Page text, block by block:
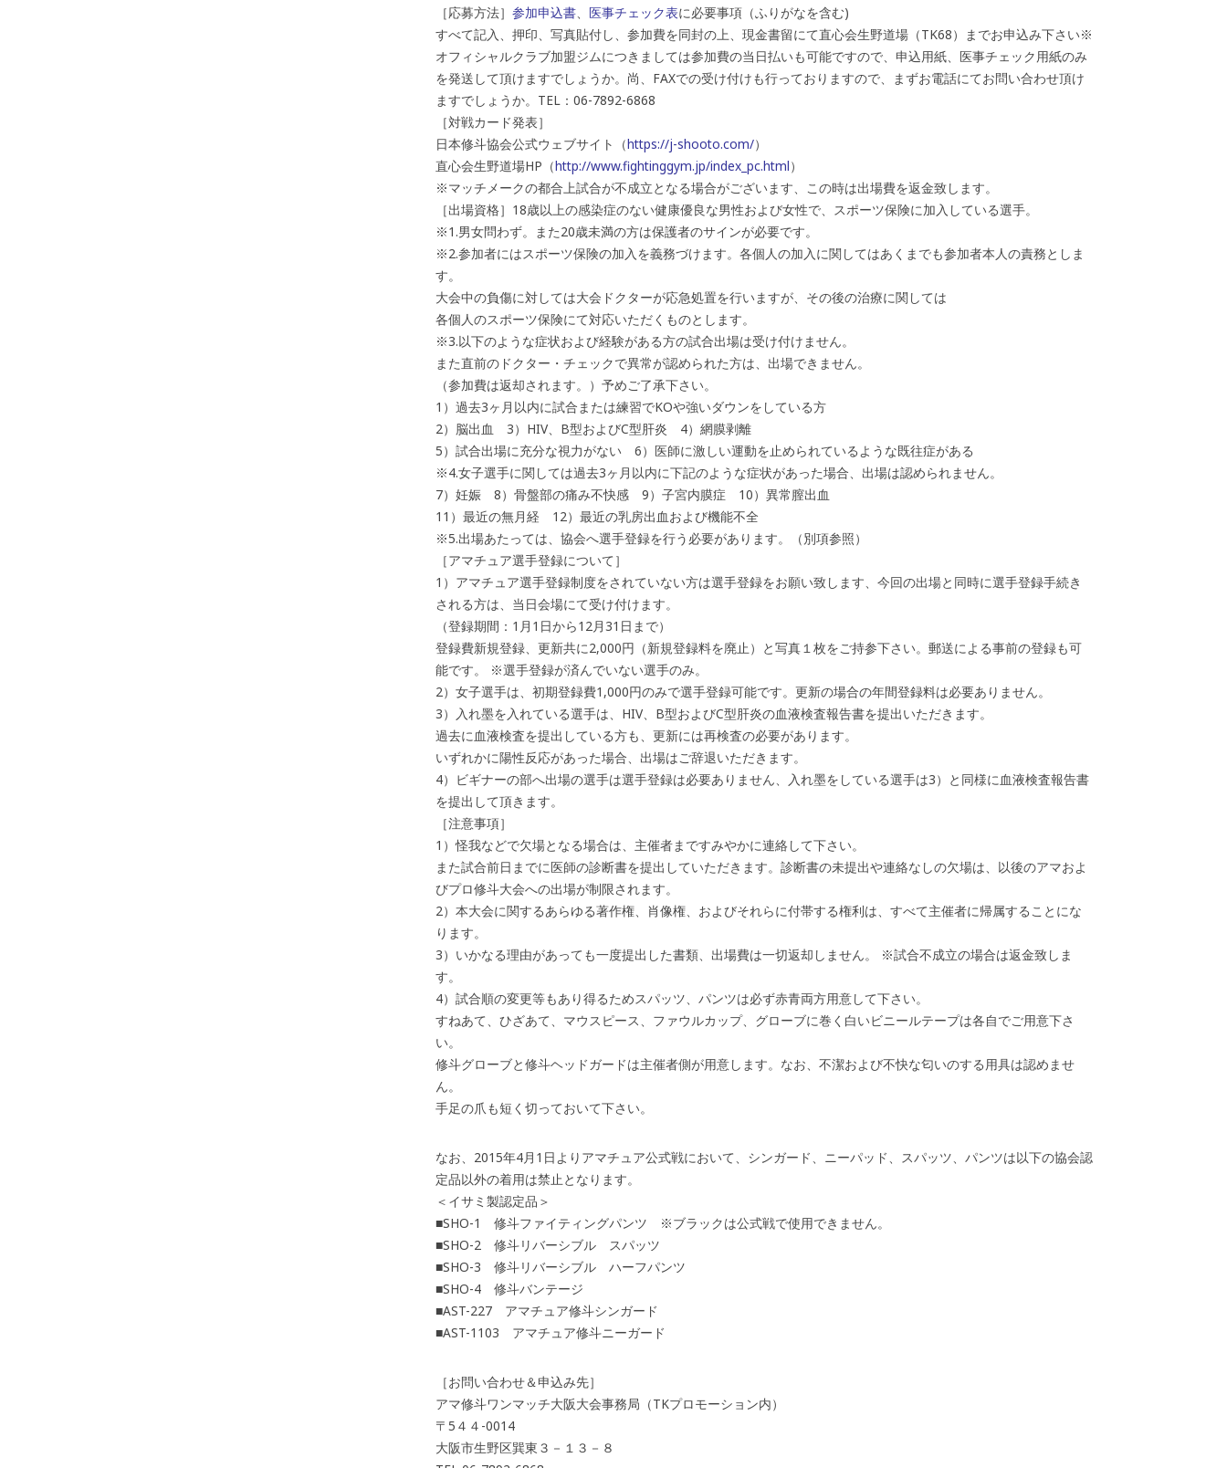
［応募方法］ 参加申込書、 医事チェック表に必要事項（ふりがなを含む)
すべて記入、押印、写真貼付し、参加費を同封の上、現金書留にて直心会生野道場（TK68）までお申込み下さい※
オフィシャルクラブ加盟ジムにつきましては参加費の当日払いも可能ですので、申込用紙、医事チェック用紙のみ
を発送して頂けますでしょうか。尚、FAXでの受け付けも行っておりますので、まずお電話にてお問い合わせ頂け
ますでしょうか。TEL：06-7892-6868
［対戦カード発表］
日本修斗協会公式ウェブサイト（https://j-shooto.com/）
直心会生野道場HP（http://www.fightinggym.jp/index_pc.html）
※マッチメークの都合上試合が不成立となる場合がございます、この時は出場費を返金致します。
［出場資格］18歳以上の感染症のない健康優良な男性および女性で、スポーツ保険に加入している選手。
※1.男女問わず。また20歳未満の方は保護者のサインが必要です。
※2.参加者にはスポーツ保険の加入を義務づけます。各個人の加入に関してはあくまでも参加者本人の責務としま
す。
大会中の負傷に対しては大会ドクターが応急処置を行いますが、その後の治療に関しては
各個人のスポーツ保険にて対応いただくものとします。
※3.以下のような症状および経験がある方の試合出場は受け付けません。
また直前のドクター・チェックで異常が認められた方は、出場できません。
（参加費は返却されます。）予めご了承下さい。
1）過去3ヶ月以内に試合または練習でKOや強いダウンをしている方
2）脳出血 3）HIV、B型およびC型肝炎 4）網膜剥離
5）試合出場に充分な視力がない 6）医師に激しい運動を止められているような既往症がある
※4.女子選手に関しては過去3ヶ月以内に下記のような症状があった場合、出場は認められません。
7）妊娠 8）骨盤部の痛み不快感 9）子宮内膜症 10）異常膣出血
11）最近の無月経 12）最近の乳房出血および機能不全
※5.出場あたっては、協会へ選手登録を行う必要があります。（別項参照）
［アマチュア選手登録について］
1）アマチュア選手登録制度をされていない方は選手登録をお願い致します、今回の出場と同時に選手登録手続き
される方は、当日会場にて受け付けます。
（登録期間：1月1日から12月31日まで）
登録費新規登録、更新共に2,000円（新規登録料を廃止）と写真１枚をご持参下さい。郵送による事前の登録も可
能です。 ※選手登録が済んでいない選手のみ。
2）女子選手は、初期登録費1,000円のみで選手登録可能です。更新の場合の年間登録料は必要ありません。
3）入れ墨を入れている選手は、HIV、B型およびC型肝炎の血液検査報告書を提出いただきます。
過去に血液検査を提出している方も、更新には再検査の必要があります。
いずれかに陽性反応があった場合、出場はご辞退いただきます。
4）ビギナーの部へ出場の選手は選手登録は必要ありません、入れ墨をしている選手は3）と同様に血液検査報告書
を提出して頂きます。
［注意事項］
1）怪我などで欠場となる場合は、主催者まですみやかに連絡して下さい。
また試合前日までに医師の診断書を提出していただきます。診断書の未提出や連絡なしの欠場は、以後のアマおよ
びプロ修斗大会への出場が制限されます。
2）本大会に関するあらゆる著作権、肖像権、およびそれらに付帯する権利は、すべて主催者に帰属することにな
ります。
3）いかなる理由があっても一度提出した書類、出場費は一切返却しません。 ※試合不成立の場合は返金致しま
す。
4）試合順の変更等もあり得るためスパッツ、パンツは必ず赤青両方用意して下さい。
すねあて、ひざあて、マウスピース、ファウルカップ、グローブに巻く白いビニールテープは各自でご用意下さ
い。
修斗グローブと修斗ヘッドガードは主催者側が用意します。なお、不潔および不快な匂いのする用具は認めませ
ん。
手足の爪も短く切っておいて下さい。
なお、2015年4月1日よりアマチュア公式戦において、シンガード、ニーパッド、スパッツ、パンツは以下の協会認
定品以外の着用は禁止となります。
＜イサミ製認定品＞
■SHO-1 修斗ファイティングパンツ ※ブラックは公式戦で使用できません。
■SHO-2 修斗リバーシブル スパッツ
■SHO-3 修斗リバーシブル ハーフパンツ
■SHO-4 修斗バンテージ
■AST-227 アマチュア修斗シンガード
■AST-1103 アマチュア修斗ニーガード
［お問い合わせ＆申込み先］
アマ修斗ワンマッチ大阪大会事務局（TKプロモーション内）
〒5４４-0014
大阪市生野区巽東３－１３－８